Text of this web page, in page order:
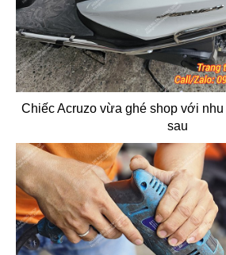
Chiếc Acruzo vừa ghé shop với
sau